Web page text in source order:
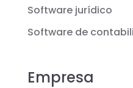
Software jurídico
Software de
Empresa